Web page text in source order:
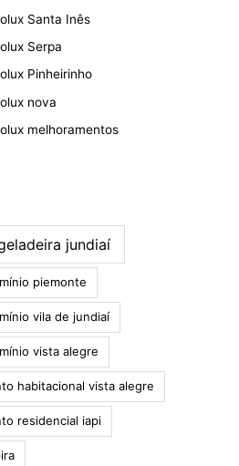
Santa Inês
Serpa
Pinheirinho
nova
melhoramentos
jundiaí
piemonte
vila de jundiaí
vista alegre
habitacional vista alegre
residencial iapi